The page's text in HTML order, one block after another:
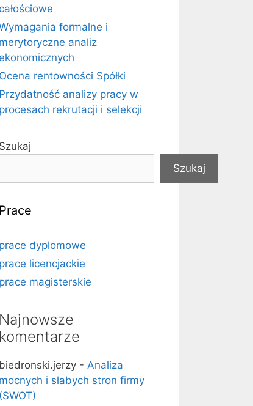
całościowe
formalne i
merytoryczne analiz
ekonomicznych
Ocena rentowności Spółki
Przydatność analizy pracy w
procesach rekrutacji i selekcji
Szukaj
Szukaj
Prace
prace dyplomowe
prace licencjackie
prace magisterskie
Najnowsze
komentarze
biedronski.jerzy - Analiza
mocnych i słabych stron firmy
(SWOT)